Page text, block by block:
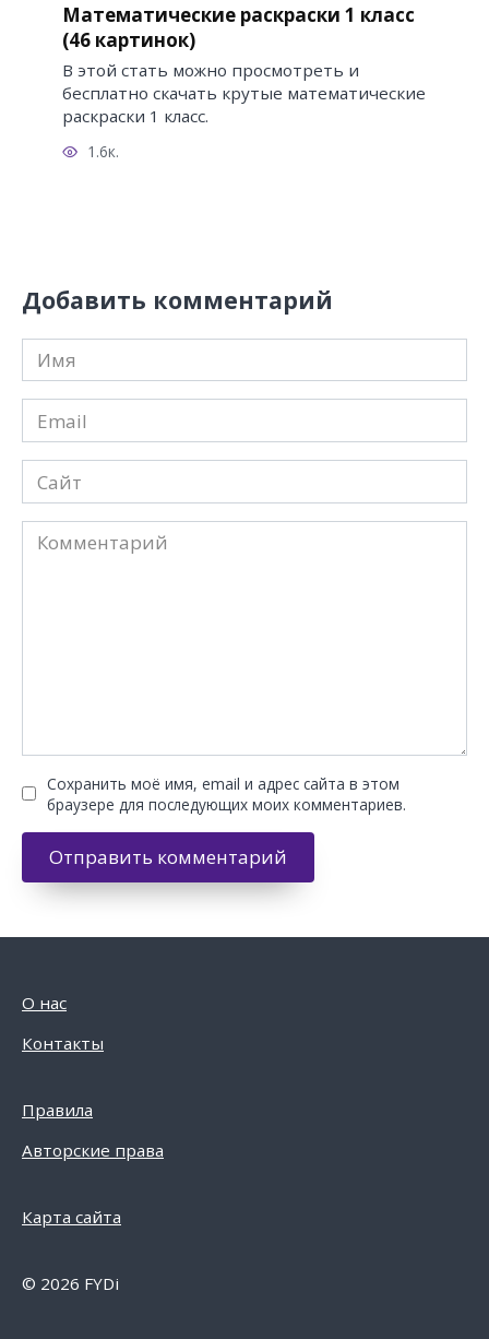
Математические раскраски 1 класс
(46 картинок)
В этой стать можно просмотреть и
бесплатно скачать крутые математические
раскраски 1 класс.
1.6к.
Добавить комментарий
Имя
*
Email
*
Сайт
Комментарий
Сохранить моё имя, email и адрес сайта в этом
браузере для последующих моих комментариев.
О нас
Контакты
Правила
Авторские права
Карта сайта
© 2026 FYDi